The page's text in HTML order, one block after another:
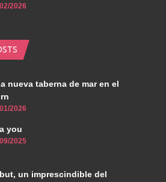
2026
nueva taberna de mar en el
2026
you
2025
un imprescindible del